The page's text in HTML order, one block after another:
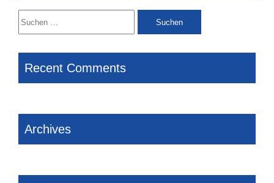
Suchen
nach:
Recent Comments
Archives